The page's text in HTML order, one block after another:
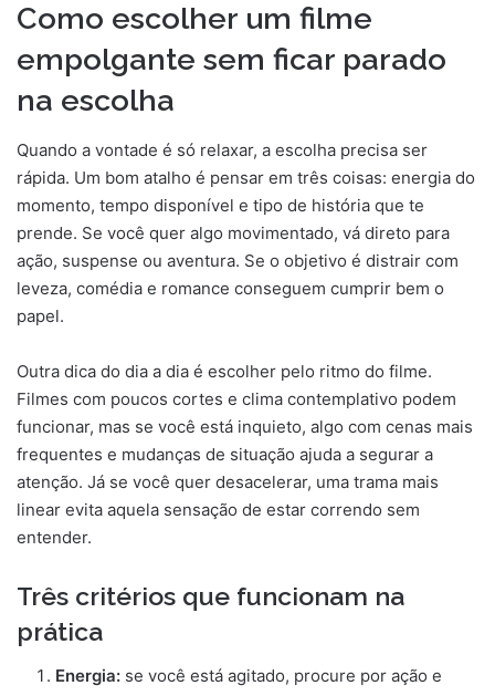
Como escolher um filme
empolgante sem ficar parado
na escolha
Quando a vontade é só relaxar, a escolha precisa ser
rápida. Um bom atalho é pensar em três coisas: energia do
momento, tempo disponível e tipo de história que te
prende. Se você quer algo movimentado, vá direto para
ação, suspense ou aventura. Se o objetivo é distrair com
leveza, comédia e romance conseguem cumprir bem o
papel.
Outra dica do dia a dia é escolher pelo ritmo do filme.
Filmes com poucos cortes e clima contemplativo podem
funcionar, mas se você está inquieto, algo com cenas mais
frequentes e mudanças de situação ajuda a segurar a
atenção. Já se você quer desacelerar, uma trama mais
linear evita aquela sensação de estar correndo sem
entender.
Três critérios que funcionam na
prática
Energia: se você está agitado, procure por ação e